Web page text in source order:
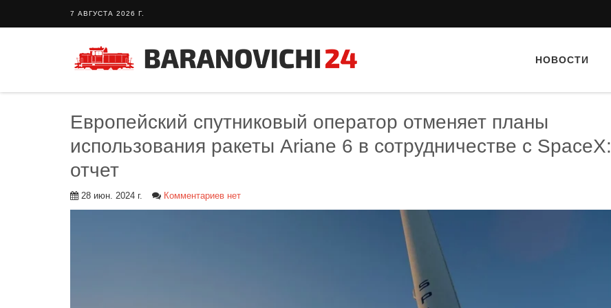
7 АВГУСТА 2026 Г.
НОВОСТИ
Европейский спутниковый оператор отменяет планы
использования ракеты Ariane 6 в сотрудничестве с SpaceX:
отчет
28 июн. 2024 г. Комментариев нет
Тайный гость: Ресторан “Папараць
Кветка”